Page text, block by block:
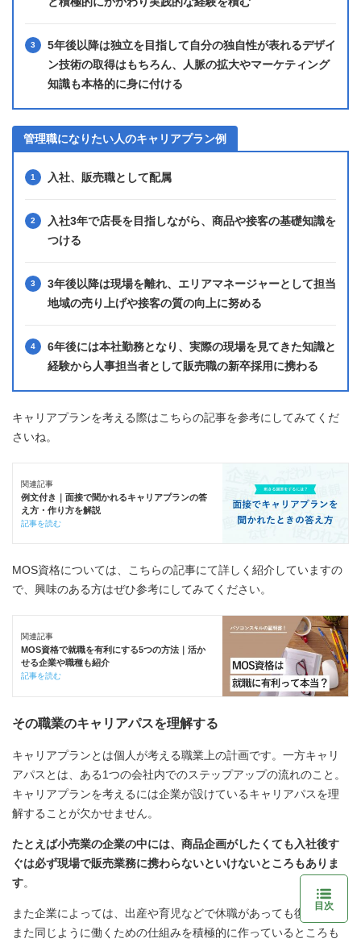
5年後以降は独立を目指して自分の独自性が表れるデザイ
ン技術の取得はもちろん、人脈の拡大やマーケティング
知識も本格的に身に付ける
管理職になりたい人のキャリアプラン例
入社、販売職として配属
入社3年で店長を目指しながら、商品や接客の基礎知識を
つける
3年後以降は現場を離れ、エリアマネージャーとして担当
地域の売り上げや接客の質の向上に努める
6年後には本社勤務となり、実際の現場を見てきた知識と
経験から人事担当者として販売職の新卒採用に携わる
キャリアプランを考える際はこちらの記事を参考にしてみてくだ
さいね。
関連記事
例文付き｜面接で聞かれるキャリアプランの答
え方・作り方を解説
記事を読む
MOS資格については、こちらの記事にて詳しく紹介していますの
で、興味のある方はぜひ参考にしてみてください。
関連記事
MOS資格で就職を有利にする5つの方法｜活か
せる企業や職種も紹介
記事を読む
その職業のキャリアパスを理解する
キャリアプランとは個人が考える職業上の計画です。一方キャリ
アパスとは、ある1つの会社内でのステップアップの流れのこと。
キャリアプランを考えるには企業が設けているキャリアパスを理
解することが欠かせません。
たとえば小売業の企業の中には、商品企画がしたくても入社後す
ぐは必ず現場で販売業務に携わらないといけないところもありま
す。
また企業によっては、出産や育児などで休職があっても復帰して
また同じように働くための仕組みを積極的に作っているところも
目次